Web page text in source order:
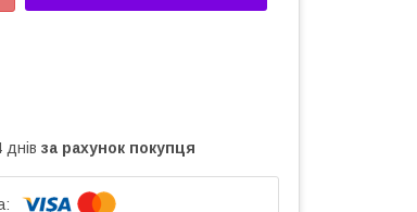
за рахунок покупця